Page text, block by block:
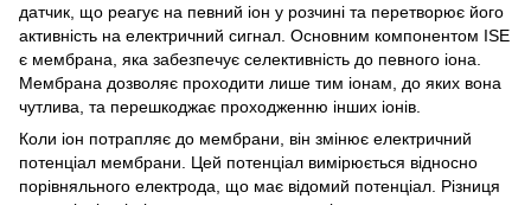
датчик, що реагує на певний іон у розчині та перетворює його
активність на електричний сигнал. Основним компонентом ІSЕ
є мембрана, яка забезпечує селективність до певного іона.
Мембрана дозволяє проходити лише тим іонам, до яких вона
чутлива, та перешкоджає проходженню інших іонів.
Коли іон потрапляє до мембрани, він змінює електричний
потенціал мембрани. Цей потенціал вимірюється відносно
порівняльного електрода, що має відомий потенціал. Різниця